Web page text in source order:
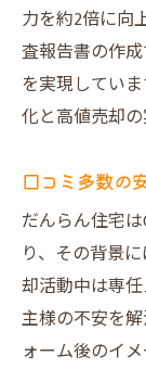
力を約2倍に向
査報告書の作
を実現してい
化と高値売却の
口コミ多数の
だんらん住宅
り、その背景
却活動中は専
主様の不安を
ォーム後のイ